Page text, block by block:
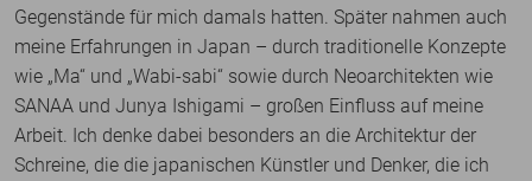
Gegenstände für mich damals hatten. Später nahmen auch
meine Erfahrungen in Japan – durch traditionelle Konzepte
wie „Ma“ und „Wabi-sabi“ sowie durch Neoarchitekten wie
SANAA und Junya Ishigami – großen Einfluss auf meine
Arbeit. Ich denke dabei besonders an die Architektur der
Schreine, die die japanischen Künstler und Denker, die ich